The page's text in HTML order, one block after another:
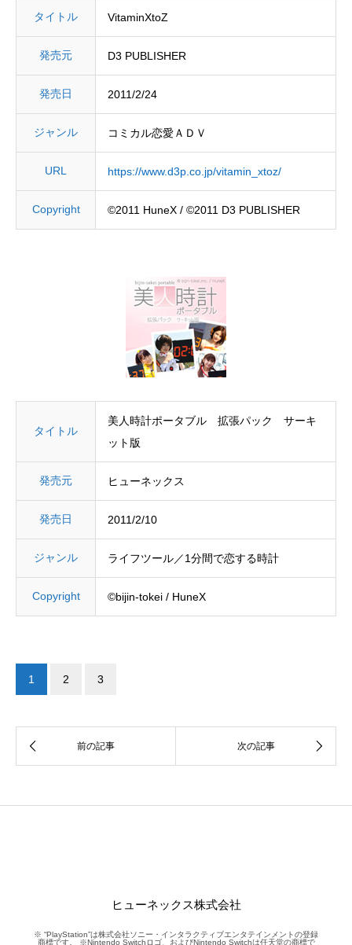
タイトル VitaminXtoZ
発売元 D3 PUBLISHER
発売日 2011/2/24
ジャンル コミカル恋愛ＡＤＶ
URL https://www.d3p.co.jp/vitamin_xtoz/
Copyright ©2011 HuneX / ©2011 D3 PUBLISHER
タイトル
美人時計ポータブル 拡張パック サーキ
ット版
発売元 ヒューネックス
発売日 2011/2/10
ジャンル ライフツール／1分間で恋する時計
Copyright ©bijin-tokei / HuneX
1 2 3
ヒューネックス株式会社
※ “PlayStation”は株式会社ソニー・インタラクティブエンタテインメントの登録
商標です。 ※Nintendo Switchロゴ、およびNintendo Switchは任天堂の商標で